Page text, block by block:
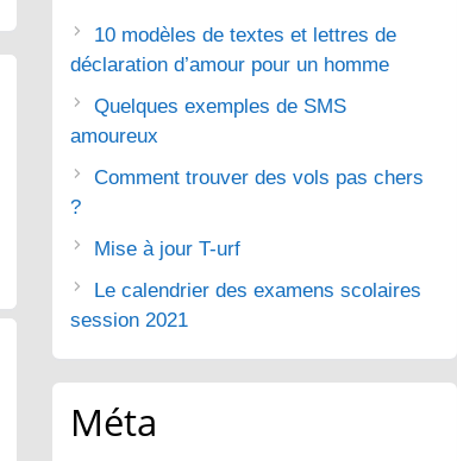
10 modèles de textes et lettres de
déclaration d’amour pour un homme
Quelques exemples de SMS
amoureux
Comment trouver des vols pas chers
?
Mise à jour T-urf
Le calendrier des examens scolaires
session 2021
Méta